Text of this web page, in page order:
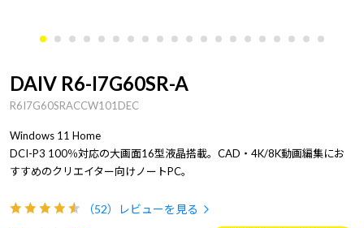
DAIV R6-I7G60SR-A
R6I7G60SRACCW101DEC
Windows 11 Home
DCI-P3 100％対応の大画面16型液晶搭載。CAD・4K/8K動画編集にお
すすめのクリエイター向けノートPC。
（52） レビューを見る